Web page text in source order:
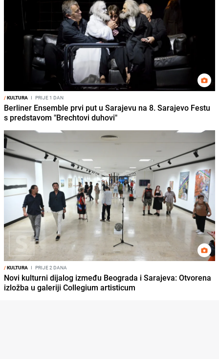
/KULTURA I PRIJE 1 DAN
Berliner Ensemble prvi put u Sarajevu na 8. Sarajevo Festu
s predstavom "Brechtovi duhovi"
/KULTURA I PRIJE 2 DANA
Novi kulturni dijalog između Beograda i Sarajeva: Otvorena
izložba u galeriji Collegium artisticum